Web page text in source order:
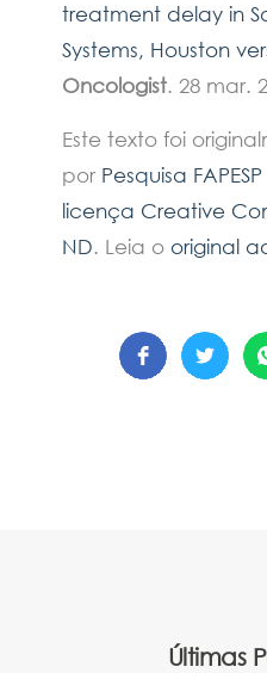
treatment delay in
Systems, Houston
Oncologist. 28 mar.
Este texto foi
por Pesquisa FAPESP
licença Creative
ND. Leia ooriginal
Últimas